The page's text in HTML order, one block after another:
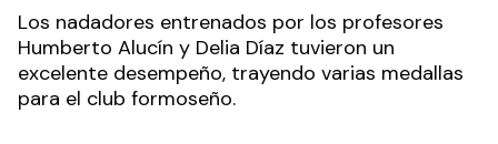
Los nadadores entrenados por los profesores
Humberto Alucín y Delia Díaz tuvieron un
excelente desempeño, trayendo varias medallas
para el club formoseño.